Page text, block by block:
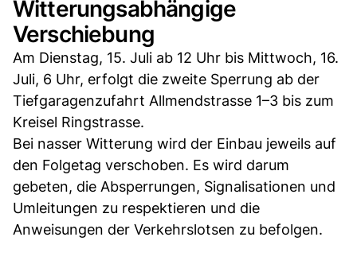
Witterungsabhängige
Verschiebung
Am Dienstag, 15. Juli ab 12 Uhr bis Mittwoch, 16.
Juli, 6 Uhr, erfolgt die zweite Sperrung ab der
Tiefgaragenzufahrt Allmendstrasse 1–3 bis zum
Kreisel Ringstrasse.
Bei nasser Witterung wird der Einbau jeweils auf
den Folgetag verschoben. Es wird darum
gebeten, die Absperrungen, Signalisationen und
Umleitungen zu respektieren und die
Anweisungen der Verkehrslotsen zu befolgen.